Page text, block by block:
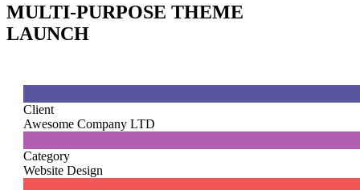
MULTI-PURPOSE THEME
LAUNCH
Client
Awesome Company LTD
Category
Website Design